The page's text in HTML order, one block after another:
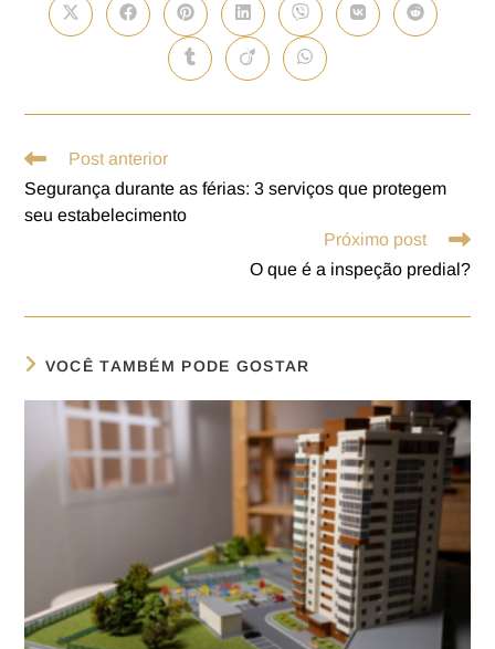
Post anterior
Segurança durante as férias: 3 serviços que protegem
seu estabelecimento
Próximo post
O que é a inspeção predial?
VOCÊ TAMBÉM PODE GOSTAR